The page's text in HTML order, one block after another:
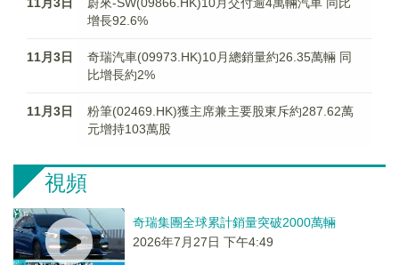
增長92.6%
11月3日
奇瑞汽車(09973.HK)10月總銷量約26.35萬輛 同
比增長約2%
11月3日
粉筆(02469.HK)獲主席兼主要股東斥約287.62萬
元增持103萬股
視頻
奇瑞集團全球累計銷量突破2000萬輛
2026年7月27日 下午4:49